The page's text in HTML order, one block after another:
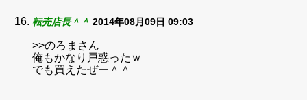
転売店長＾＾ 2014年08月09日 09:03
>>のろまさん
俺もかなり戸惑ったｗ
でも買えたぜー＾＾